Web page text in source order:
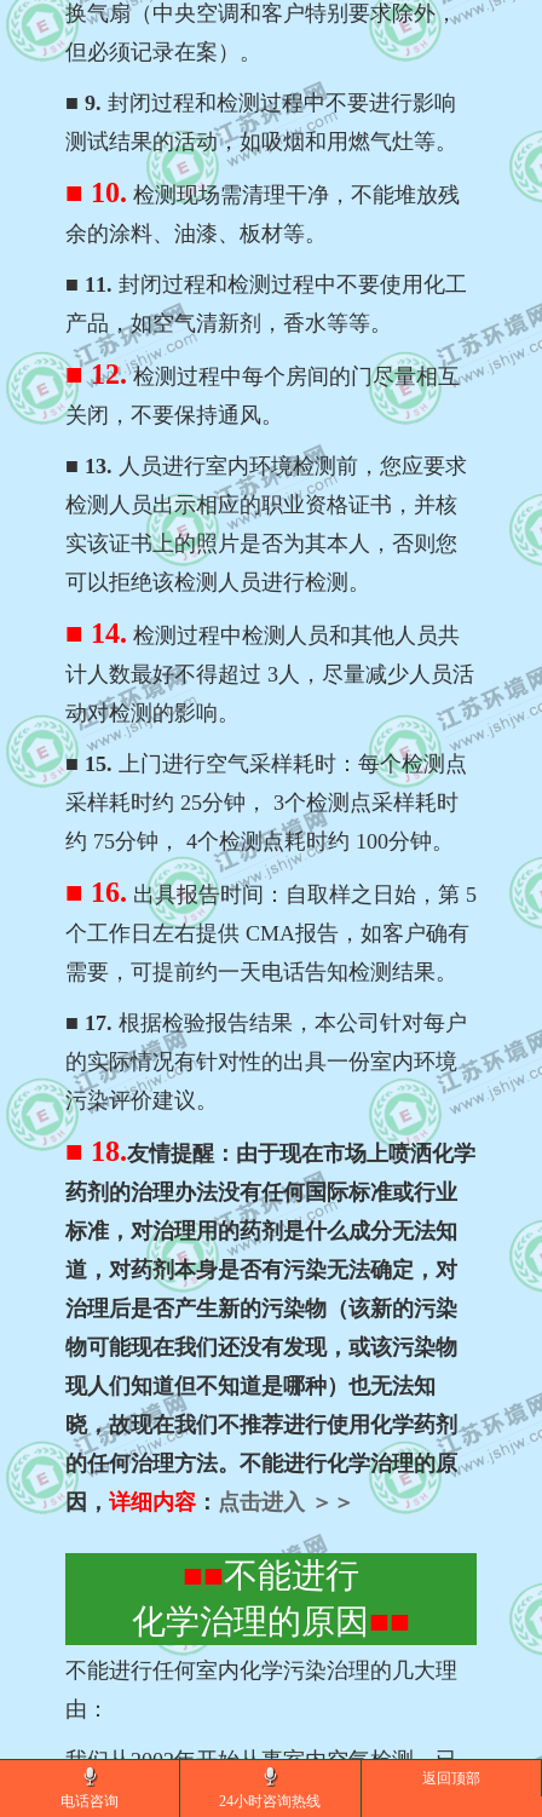
换气扇（中央空调和客户特别要求除外，
但必须记录在案）。
■ 9. 封闭过程和检测过程中不要进行影响
测试结果的活动，如吸烟和用燃气灶等。
■ 10. 检测现场需清理干净，不能堆放残
余的涂料、油漆、板材等。
■ 11. 封闭过程和检测过程中不要使用化工
产品，如空气清新剂，香水等等。
■ 12.检测过程中每个房间的门尽量相互
关闭，不要保持通风。
■ 13. 人员进行室内环境检测前，您应要求
检测人员出示相应的职业资格证书，并核
实该证书上的照片是否为其本人，否则您
可以拒绝该检测人员进行检测。
■ 14. 检测过程中检测人员和其他人员共
计人数最好不得超过 3人，尽量减少人员活
动对检测的影响。
■ 15. 上门进行空气采样耗时：每个检测点
采样耗时约 25分钟， 3个检测点采样耗时
约 75分钟， 4个检测点耗时约 100分钟。
■ 16. 出具报告时间：自取样之日始，第 5
个工作日左右提供 CMA报告，如客户确有
需要，可提前约一天电话告知检测结果。
■ 17. 根据检验报告结果，本公司针对每户
的实际情况有针对性的出具一份室内环境
污染评价建议。
■ 18.友情提醒：由于现在市场上喷洒化学
药剂的治理办法没有任何国际标准或行业
标准，对治理用的药剂是什么成分无法知
道，对药剂本身是否有污染无法确定，对
治理后是否产生新的污染物（该新的污染
物可能现在我们还没有发现，或该污染物
现人们知道但不知道是哪种）也无法知
晓，故现在我们不推荐进行使用化学药剂
的任何治理方法。不能进行化学治理的原
因， 详细 内容 ： 点击进入 ＞＞
■■不能进行
化学治理的原因■■
不能进行任何室内化学污染治理的几大理
由：
我们从2002年开始从事室内空气检测，已
经有十几年了，这十几年中我们一直留意
电话咨询 24小时咨询热线
返回顶部